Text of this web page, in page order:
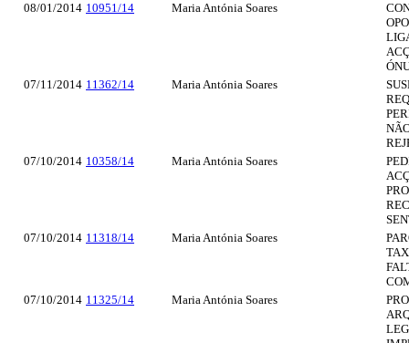
08/01/2014 10951/14 Maria Antónia Soares
07/11/2014 11362/14 Maria Antónia Soares
07/10/2014 10358/14 Maria Antónia Soares
07/10/2014 11318/14 Maria Antónia Soares
07/10/2014 11325/14 Maria Antónia Soares